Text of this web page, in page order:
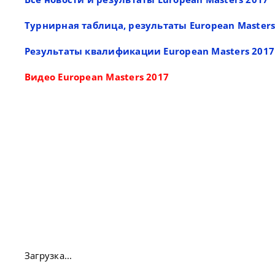
Турнирная таблица, результаты European
Результаты квалификации European Masters 2017
Видео European Masters 2017
Загрузка...